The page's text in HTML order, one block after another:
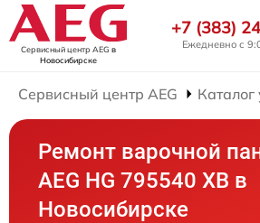
Сервисный центр AEG в
Новосибирске
+7 (383)
Ежедневно с
Сервисный центр AEG Каталог
Ремонт варочной
AEG HG 795540 XB в
Новосибирске